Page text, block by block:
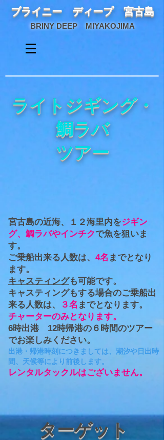
ブライニー ディープ 宮古島
BRINY DEEP MIYAKOJIMA
ライトジギング・
鯛ラバ
ツアー
宮古島の近海、１２海里内をジギン
グ、鯛ラバやインチクで魚を狙いま
す。
ご乗船出来る人数は、 4名 までとなり
ます。
キャスティングも可能です。
キャスティングもする場合のご乗船出
来る人数は、
３名 までとなります。
チャーターのみとなります。
6時出港 12時帰港の６ 時間のツアー
でお楽しみください。
出港・帰港時刻につきましては、潮汐や日出時
間、天候等により前後します。
​レンタルタックルはございません。
ターゲット